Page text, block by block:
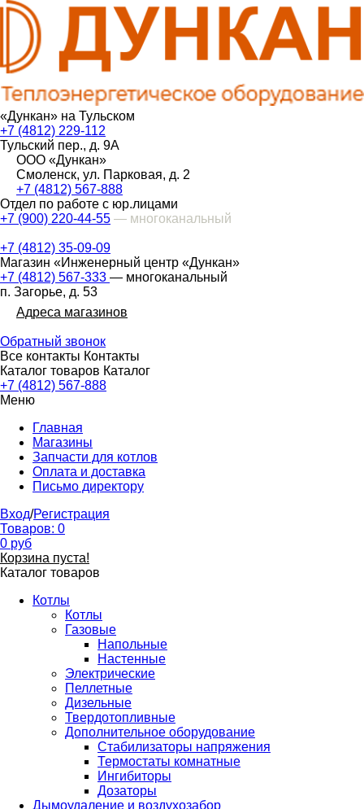
«Дункан» на Тульском
+7 (4812) 229-112
Тульский пер., д. 9А
ООО «Дункан»
Смоленск, ул. Парковая, д. 2
+7 (4812) 567-888
Отдел по работе с юр.лицами
+7 (900) 220-44-55 — многоканальный
+7 (4812) 35-09-09
Магазин «Инженерный центр «Дункан»
+7 (4812) 567-333 — многоканальный
п. Загорье, д. 53
Адреса магазинов
Обратный звонок
Все контакты Контакты
Каталог товаров Каталог
+7 (4812) 567-888
Меню
Главная
Магазины
Запчасти для котлов
Оплата и доставка
Письмо директору
Вход/Регистрация
Товаров: 0
0 руб
Корзина пуста!
Каталог товаров
Котлы
Котлы
Газовые
Напольные
Настенные
Электрические
Пеллетные
Дизельные
Твердотопливные
Дополнительное оборудование
Стабилизаторы напряжения
Термостаты комнатные
Ингибиторы
Дозаторы
Дымоудаление и воздухозабор